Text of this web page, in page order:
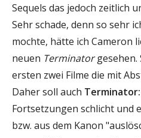
Sequels das jedoch zeitlich
Sehr schade, denn so sehr
mochte, hätte ich Cameron
neuen Terminatorgesehen.
ersten zwei Filme die mit
Daher soll auch
Fortsetzungen schlicht und
bzw. aus dem Kanon